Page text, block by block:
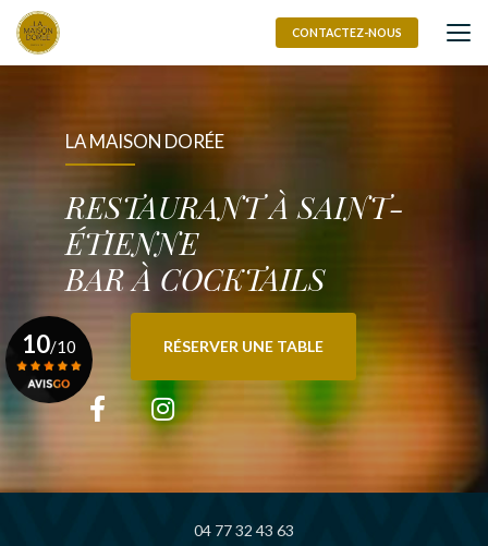
Aller
contenu
CONTACTEZ-NOUS
LA MAISON DORÉE
RESTAURANT À SAINT-
ÉTIENNE
BAR À COCKTAILS
RÉSERVER UNE TABLE
04 77 32 43 63
10/10